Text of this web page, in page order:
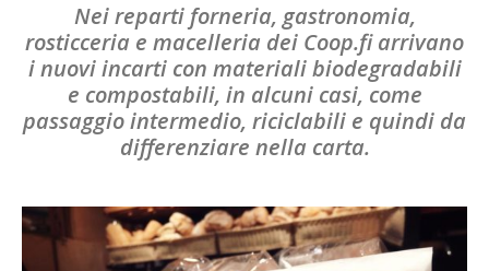
Nei reparti forneria, gastronomia,
rosticceria e macelleria dei Coop.fi arrivano
i nuovi incarti con materiali biodegradabili
e compostabili, in alcuni casi, come
passaggio intermedio, riciclabili e quindi da
differenziare nella carta.